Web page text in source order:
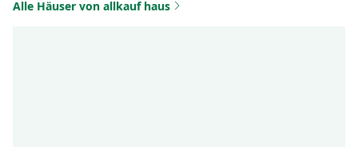
Alle Häuser von allkauf haus